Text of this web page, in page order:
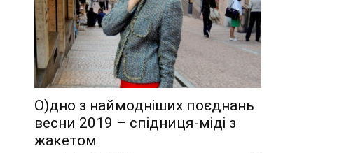
О)дно з наймодніших поєднань
весни 2019 – спідниця-міді з
жакетом